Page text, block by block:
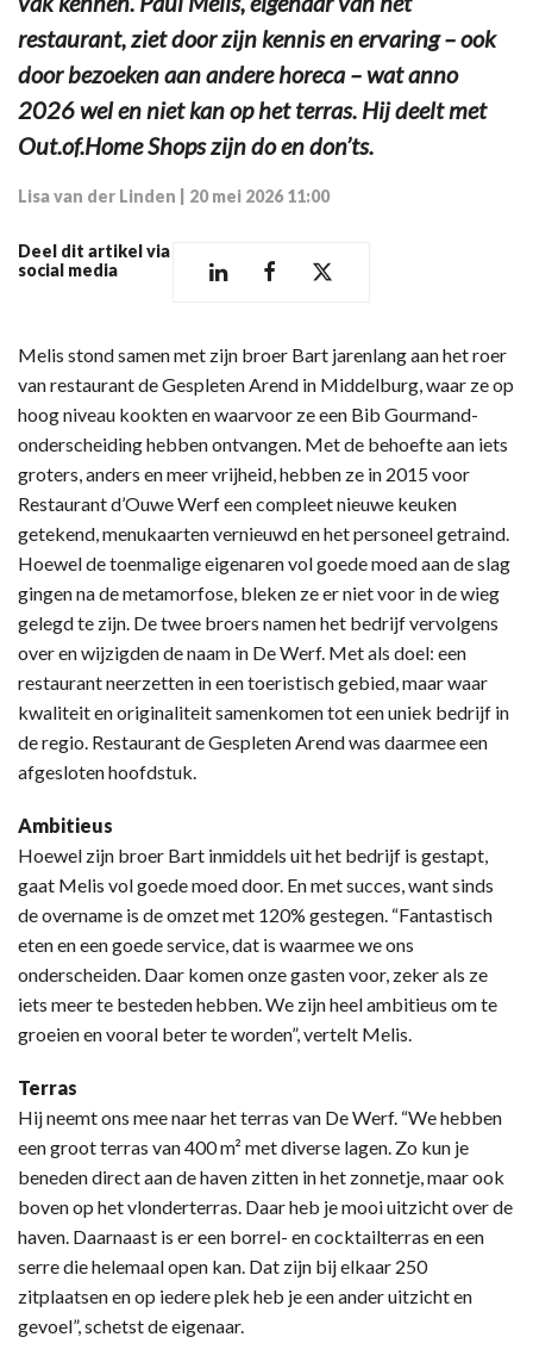
restaurant, ziet door zijn kennis en ervaring – ook
door bezoeken aan andere horeca – wat anno
2026 wel en niet kan op het terras. Hij deelt met
Out.of.Home Shops zijn do en don’ts.
Lisa van der Linden 20 mei 2026 11:00
Deel dit artikel via
social media
Melis stond samen met zijn broer Bart jarenlang aan het roer
van restaurant de Gespleten Arend in Middelburg, waar ze op
hoog niveau kookten en waarvoor ze een Bib Gourmand-
onderscheiding hebben ontvangen. Met de behoefte aan iets
groters, anders en meer vrijheid, hebben ze in 2015 voor
Restaurant d’Ouwe Werf een compleet nieuwe keuken
getekend, menukaarten vernieuwd en het personeel getraind.
Hoewel de toenmalige eigenaren vol goede moed aan de slag
gingen na de metamorfose, bleken ze er niet voor in de wieg
gelegd te zijn. De twee broers namen het bedrijf vervolgens
over en wijzigden de naam in De Werf. Met als doel: een
restaurant neerzetten in een toeristisch gebied, maar waar
kwaliteit en originaliteit samenkomen tot een uniek bedrijf in
de regio. Restaurant de Gespleten Arend was daarmee een
afgesloten hoofdstuk.
Ambitieus
Hoewel zijn broer Bart inmiddels uit het bedrijf is gestapt,
gaat Melis vol goede moed door. En met succes, want sinds
de overname is de omzet met 120% gestegen. “Fantastisch
eten en een goede service, dat is waarmee we ons
onderscheiden. Daar komen onze gasten voor, zeker als ze
iets meer te besteden hebben. We zijn heel ambitieus om te
groeien en vooral beter te worden”, vertelt Melis.
Terras
Hij neemt ons mee naar het terras van De Werf. “We hebben
een groot terras van 400 m² met diverse lagen. Zo kun je
beneden direct aan de haven zitten in het zonnetje, maar ook
boven op het vlonderterras. Daar heb je mooi uitzicht over de
haven. Daarnaast is er een borrel- en cocktailterras en een
serre die helemaal open kan. Dat zijn bij elkaar 250
zitplaatsen en op iedere plek heb je een ander uitzicht en
gevoel”, schetst de eigenaar.